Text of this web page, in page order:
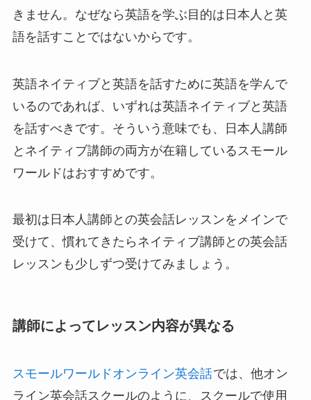
きません。なぜなら英語を学ぶ目的は日本人と英
語を話すことではないからです。
英語ネイティブと英語を話すために英語を学んで
いるのであれば、いずれは英語ネイティブと英語
を話すべきです。そういう意味でも、日本人講師
とネイティブ講師の両方が在籍しているスモール
ワールドはおすすめです。
最初は日本人講師との英会話レッスンをメインで
受けて、慣れてきたらネイティブ講師との英会話
レッスンも少しずつ受けてみましょう。
講師によってレッスン内容が異なる
スモールワールドオンライン英会話では、他オン
ライン英会話スクールのように、スクールで使用